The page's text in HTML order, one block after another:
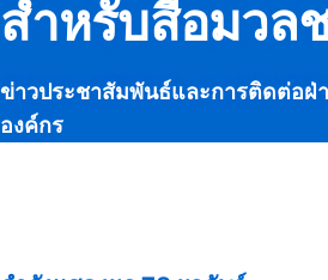
สำหรับสื่อมวล
ข่าวประชาสัมพันธ์และการติดต่อฝ่
องค์กร